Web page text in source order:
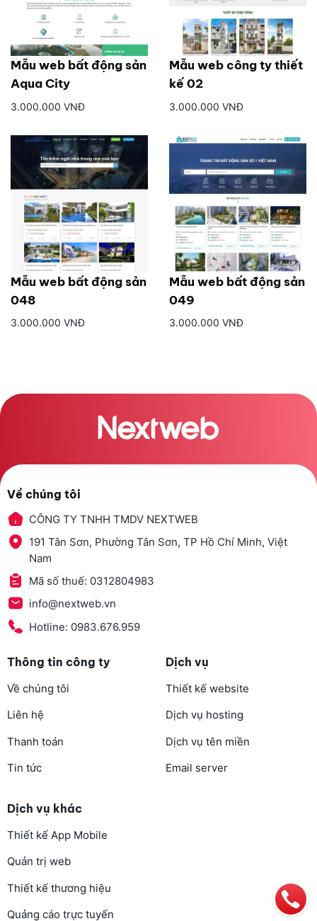
Mẫu web bất động sản
Aqua City
3.000.000 VNĐ
Mẫu web công ty thiết
kế 02
3.000.000 VNĐ
Mẫu web bất động sản
048
3.000.000 VNĐ
Mẫu web bất động sản
049
3.000.000 VNĐ
Về chúng tôi
CÔNG TY TNHH TMDV NEXTWEB
191 Tân Sơn, Phường Tân Sơn, TP Hồ Chí Minh, Việt
Nam
Mã số thuế: 0312804983
info@nextweb.vn
Hotline: 0983.676.959
Thông tin công ty
Về chúng tôi
Liên hệ
Thanh toán
Tin tức
Dịch vụ
Thiết kế website
Dịch vụ hosting
Dịch vụ tên miền
Email server
Dịch vụ khác
Thiết kế App Mobile
Quản trị web
Thiết kế thương hiệu
Quảng cáo trực tuyến